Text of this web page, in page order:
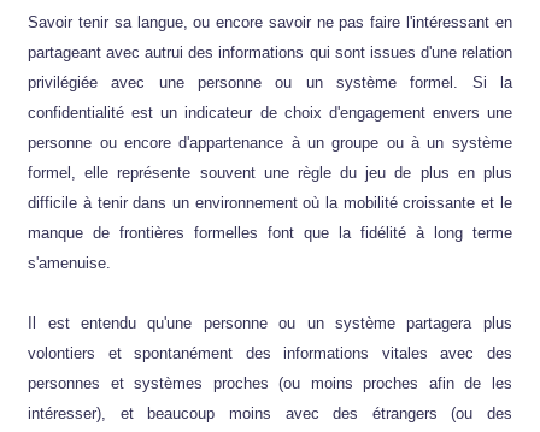
Savoir tenir sa langue, ou encore savoir ne pas faire l'intéressant en
partageant avec autrui des informations qui sont issues d'une relation
privilégiée avec une personne ou un système formel. Si la
confidentialité est un indicateur de choix d'engagement envers une
personne ou encore d'appartenance à un groupe ou à un système
formel, elle représente souvent une règle du jeu de plus en plus
difficile à tenir dans un environnement où la mobilité croissante et le
manque de frontières formelles font que la fidélité à long terme
s'amenuise.
Il est entendu qu'une personne ou un système partagera plus
volontiers et spontanément des informations vitales avec des
personnes et systèmes proches (ou moins proches afin de les
intéresser), et beaucoup moins avec des étrangers (ou des